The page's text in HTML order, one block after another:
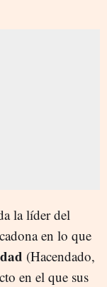
la líder del
en lo que
(Hacendado,
en el que sus